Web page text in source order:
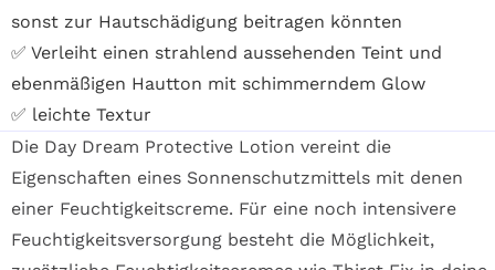
sonst zur Hautschädigung beitragen könnten
✅ Verleiht einen strahlend aussehenden Teint und
ebenmäßigen Hautton mit schimmerndem Glow
✅ leichte Textur
Die Day Dream Protective Lotion vereint die
Eigenschaften eines Sonnenschutzmittels mit denen
einer Feuchtigkeitscreme. Für eine noch intensivere
Feuchtigkeitsversorgung besteht die Möglichkeit,